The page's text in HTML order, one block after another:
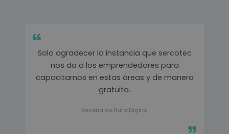
Solo agradecer la instancia que sercotec
nos da a los emprendedores para
capacitarnos en estas áreas y de manera
gratuita.
Reseña de Ruta Digital